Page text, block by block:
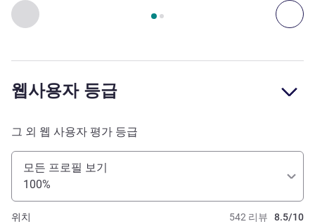
이전 - 레스토랑 다
2/ 페이지 , 레스토랑 1 : STAR RIVER , 레스토랑 2 : RIVIERA
웹사용자 등급
그 외 웹 사용자 평가 등급
모든 프로필 보기
100%
542 리뷰 8.5/10
위치